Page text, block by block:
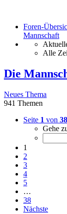
Foren-
Mannschaft
Alle
Die
Neues Thema
941 Themen
Seite 1 von 38
Gehe
1
2
3
4
5
…
38
Nächste